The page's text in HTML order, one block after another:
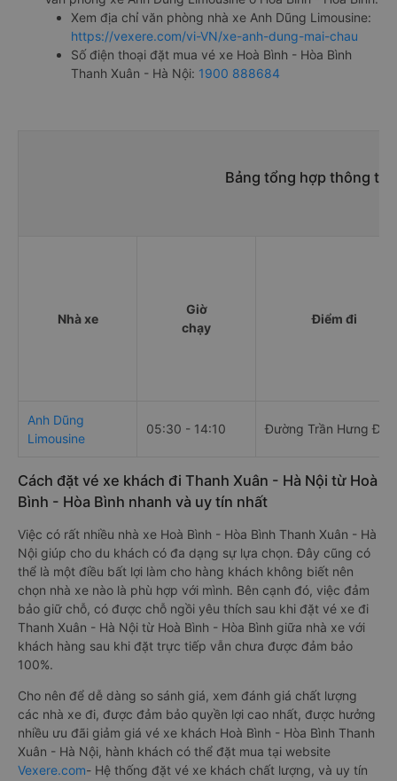
Xem địa chỉ văn phòng nhà xe Anh Dũng Limousine:
https://vexere.com/vi-VN/xe-anh-dung-mai-chau
Số điện thoại đặt mua vé xe Hoà Bình - Hòa Bình
Thanh Xuân - Hà Nội: 1900 888684
Bảng tổng hợp thông tin
Nhà xe
Giờ
chạy
Điểm đi
Anh Dũng
Limousine
05:30 - 14:10 Đường Trần Hưng Đạo
Cách đặt vé xe khách đi Thanh Xuân - Hà Nội từ Hoà
Bình - Hòa Bình nhanh và uy tín nhất
Việc có rất nhiều nhà xe Hoà Bình - Hòa Bình Thanh Xuân - Hà
Nội giúp cho du khách có đa dạng sự lựa chọn. Đây cũng có
thể là một điều bất lợi làm cho hàng khách không biết nên
chọn nhà xe nào là phù hợp với mình. Bên cạnh đó, việc đảm
bảo giữ chỗ, có được chỗ ngồi yêu thích sau khi đặt vé xe đi
Thanh Xuân - Hà Nội từ Hoà Bình - Hòa Bình giữa nhà xe với
khách hàng sau khi đặt trực tiếp vẫn chưa được đảm bảo
100%.
Cho nên để dễ dàng so sánh giá, xem đánh giá chất lượng
các nhà xe đi, được đảm bảo quyền lợi cao nhất, được hưởng
nhiều ưu đãi giảm giá vé xe khách Hoà Bình - Hòa Bình Thanh
Xuân - Hà Nội, hành khách có thể đặt mua tại website
Vexere.com- Hệ thống đặt vé xe khách chất lượng, và uy tín